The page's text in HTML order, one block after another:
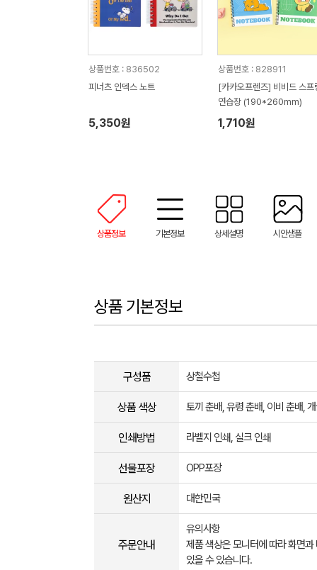
상품번호 : 836502
피너츠 인덱스 노트
5,350원
상품번호 : 828911
[카카오프렌즈] 비비드 스프
연습장 (190*260mm)
1,710원
상품정보 기본정보 상세설명 시안샘플
상품 기본정보
구성품 상철수첩
상품 색상 토끼 춘배, 유령 춘배, 이비 춘배,
인쇄방법 라벨지 인쇄, 실크 인쇄
선물포장 OPP포장
원산지 대한민국
주문안내
유의사항
제품 색상은 모니터에 따라 화면과
있을 수 있습니다.